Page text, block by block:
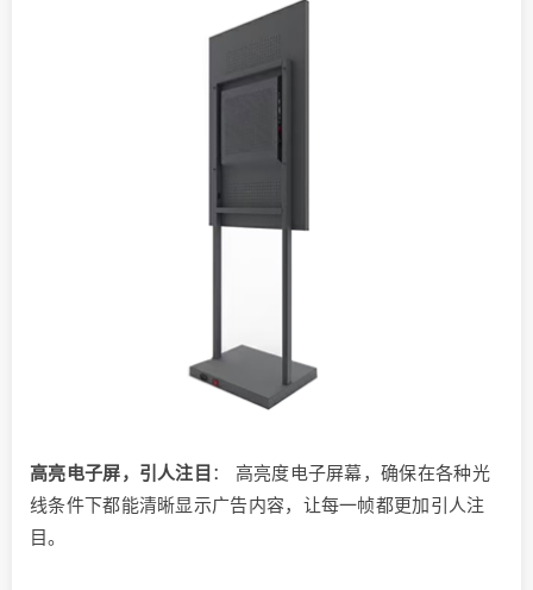
高亮电子屏，引人注目 ： 高亮度电子屏幕，确保在各种光
线条件下都能清晰显示广告内容，让每一帧都更加引人注
目。